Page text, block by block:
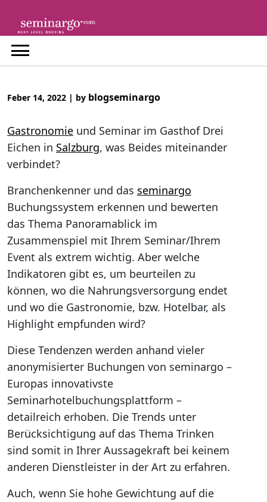
content
Feber 14, 2022 | by blogseminargo
Gastronomie und Seminar im Gasthof Drei
Eichen in Salzburg, was Beides miteinander
verbindet?
Branchenkenner und das seminargo
Buchungssystem erkennen und bewerten
das Thema Panoramablick im
Zusammenspiel mit Ihrem Seminar/Ihrem
Event als extrem wichtig. Aber welche
Indikatoren gibt es, um beurteilen zu
können, wo die Nahrungsversorgung endet
und wo die Gastronomie, bzw. Hotelbar, als
Highlight empfunden wird?
Diese Tendenzen werden anhand vieler
anonymisierter Buchungen von seminargo –
Europas innovativste
Seminarhotelbuchungsplattform –
detailreich erhoben. Die Trends unter
Berücksichtigung auf das Thema Trinken
sind somit in Ihrer Aussagekraft bei keinem
anderen Dienstleister in der Art zu erfahren.
Auch, wenn Sie hohe Gewichtung auf die